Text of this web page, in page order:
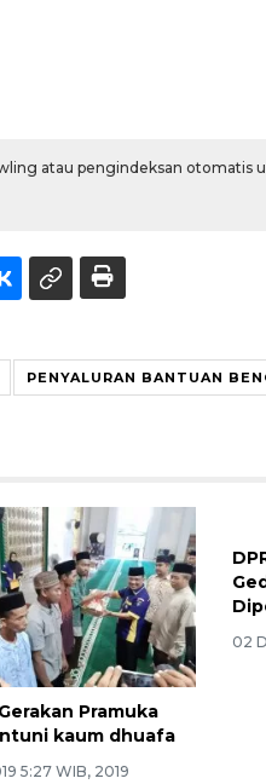
atau pengindeksan otomatis
PENYALURAN BANTUAN
Pramuka
kaum dhuafa
5:27 WIB, 2019
02